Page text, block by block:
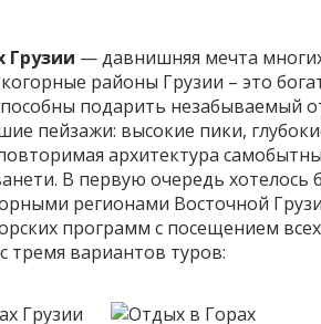
Грузии — давнишняя мечта
районы Грузии – это
подарить незабываемый
пейзажи: высокие пики,
архитектура
В первую очередь
регионами Восточной
программ с посещением
тремя вариантов туров: